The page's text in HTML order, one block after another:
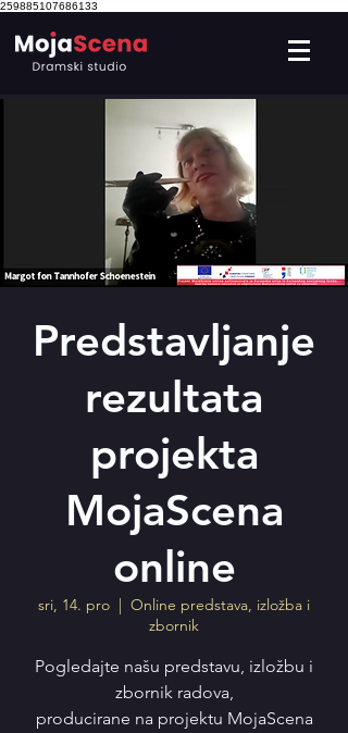
259885107686133
Predstavljanje
rezultata
projekta
MojaScena
online
sri, 14. pro
  |
Online predstava, izložba i
zbornik
Pogledajte našu predstavu, izložbu i
zbornik radova,
producirane na projektu MojaScena